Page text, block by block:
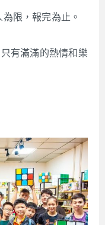
限，報完為止。
有滿滿的熱情和樂